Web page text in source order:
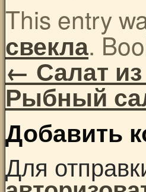
This entry
свекла.
←Салат из
Рыбный
Добавить
Для